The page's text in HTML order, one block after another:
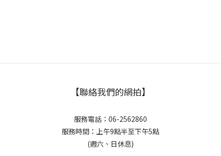
【聯絡我們的網拍】
服務電話：06-2562860
服務時間：上午9點半至下午5點
(週六、日休息)